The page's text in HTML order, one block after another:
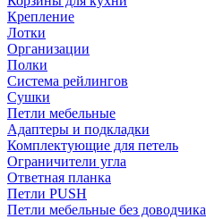
Крепление
Лотки
Организации
Полки
Система рейлингов
Сушки
Петли мебельные
Адаптеры и подкладки
Комплектующие для петель
Ограничители угла
Ответная планка
Петли PUSH
Петли мебельные без доводчика